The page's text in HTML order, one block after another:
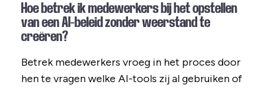
Hoe betrek ik medewerkers bij het opstellen
van een AI-beleid zonder weerstand te
creëren?
Betrek medewerkers vroeg in het proces door
hen te vragen welke AI-tools zij al gebruiken of